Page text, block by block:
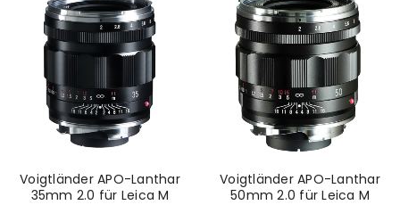
Voigtländer APO-Lanthar
35mm 2.0 für Leica M
Voigtländer APO-Lanthar
50mm 2.0 für Leica M